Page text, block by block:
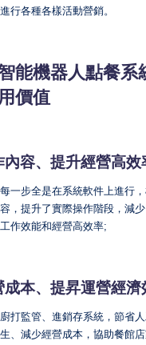
行各種各樣活動營銷。
能機器人點餐系
價值
內容、提升經營高效
一步全是在系統軟件上進行
，提升了實際操作階段，減
作效能和經營高效率;
成本、提昇運營經濟
打監管、進銷存系統，節省
、減少經營成本，協助餐館店